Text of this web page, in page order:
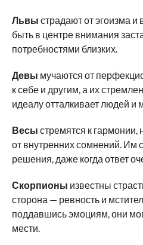
Львы страдают от эгоизма
быть в центре внимания
потребностями близких.
Девы мучаются от
к себе и другим, а их
идеалу отталкивает людей и
Весы стремятся к гармонии,
от внутренних сомнений. Им
решения, даже когда ответ
Скорпионы известны
сторона — ревность и
поддавшись эмоциям, они
мести.